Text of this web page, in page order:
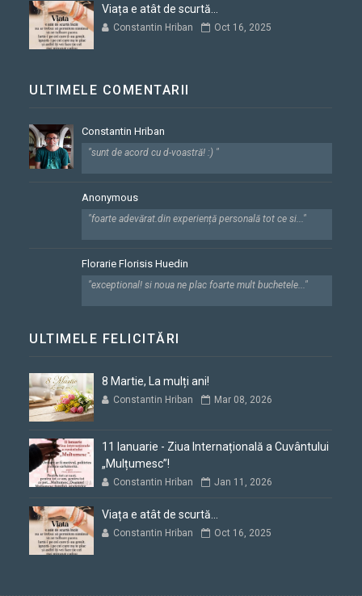
Viața e atât de scurtă...
Constantin Hriban Oct 16, 2025
ULTIMELE COMENTARII
Constantin Hriban
"sunt de acord cu d-voastră! :) "
Anonymous
"foarte adevărat.din experiență personală tot ce si..."
Florarie Florisis Huedin
"exceptional! si noua ne plac foarte mult buchetele..."
ULTIMELE FELICITĂRI
8 Martie, La mulți ani!
Constantin Hriban Mar 08, 2026
11 Ianuarie - Ziua Internațională a Cuvântului
„Mulțumesc”!
Constantin Hriban Jan 11, 2026
Viața e atât de scurtă...
Constantin Hriban Oct 16, 2025